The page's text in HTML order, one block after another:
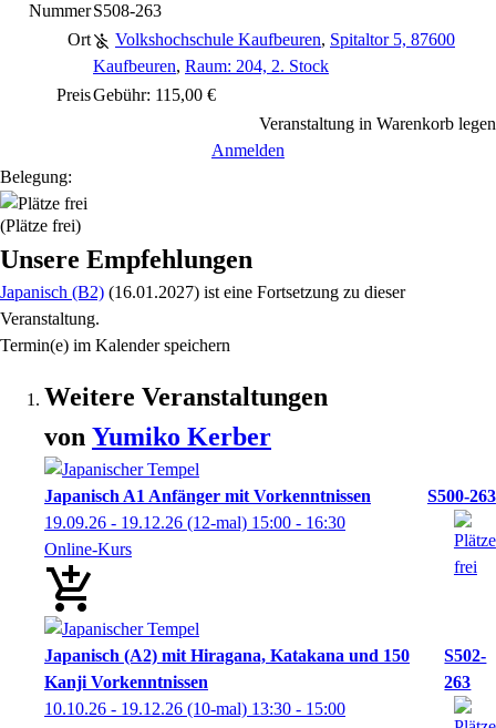
NummerS508-263
Ort
Volkshochschule Kaufbeuren, Spitaltor 5, 87600
Kaufbeuren, Raum: 204, 2. Stock
PreisGebühr: 115,00 €
Veranstaltung in Warenkorb legen
Anmelden
Belegung:
(Plätze frei)
Unsere Empfehlungen
Japanisch (B2) (16.01.2027) ist eine Fortsetzung zu dieser
Veranstaltung.
Termin(e) im Kalender speichern
Weitere Veranstaltungen
von Yumiko Kerber
Japanisch A1 Anfänger mit Vorkenntnissen
S500-263
19.09.26 - 19.12.26 (12-mal) 15:00 - 16:30
Online-Kurs
Japanisch (A2) mit Hiragana, Katakana und 150
Kanji Vorkenntnissen
S502-
263
10.10.26 - 19.12.26 (10-mal) 13:30 - 15:00